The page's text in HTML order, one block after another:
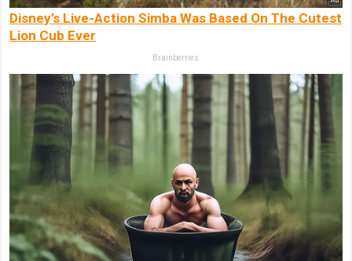
Disney’s Live-Action Simba Was Based On The Cutest
Lion Cub Ever
Brainberries